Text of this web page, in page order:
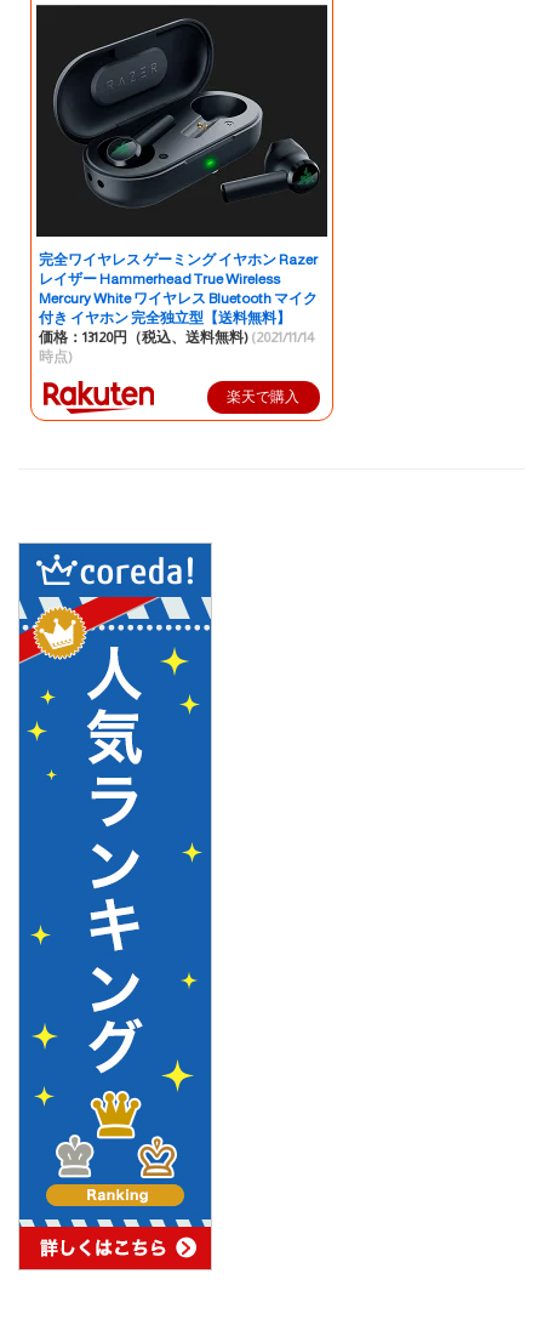
完全ワイヤレス ゲーミング イヤホン Razer
レイザー Hammerhead True Wireless
Mercury White ワイヤレス Bluetooth マイク
付き イヤホン 完全独立型【送料無料】
価格：13120円（税込、送料無料) (2021/11/14
時点)
楽天で購入